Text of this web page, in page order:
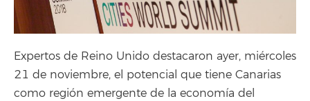
Expertos de Reino Unido destacaron ayer, miércoles
21 de noviembre, el potencial que tiene Canarias
como región emergente de la economía del